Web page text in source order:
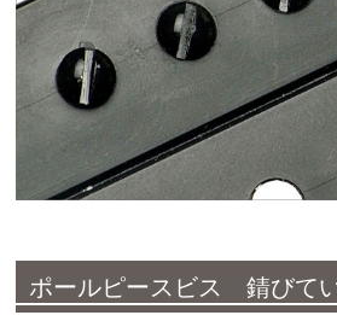
ポールピースビス 錆びて